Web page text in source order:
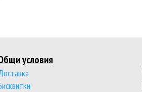
условия